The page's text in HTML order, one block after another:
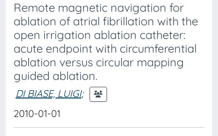
Remote magnetic navigation for
ablation of atrial fibrillation with the
open irrigation ablation catheter:
acute endpoint with circumferential
ablation versus circular mapping
guided ablation.
DI BIASE, LUIGI;
2010-01-01